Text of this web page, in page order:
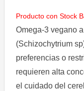
Producto con Stock
Omega-3 vegano
(Schizochytrium
preferencias o
requieren alta
el cuidado del